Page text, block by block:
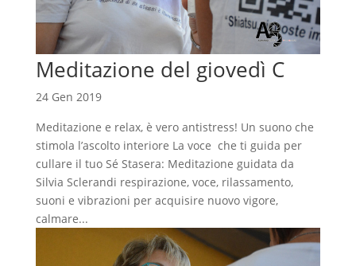
Meditazione del giovedì C
24 Gen 2019
Meditazione e relax, è vero antistress! Un suono che
stimola l’ascolto interiore La voce che ti guida per
cullare il tuo Sé Stasera: Meditazione guidata da
Silvia Sclerandi respirazione, voce, rilassamento,
suoni e vibrazioni per acquisire nuovo vigore,
calmare...